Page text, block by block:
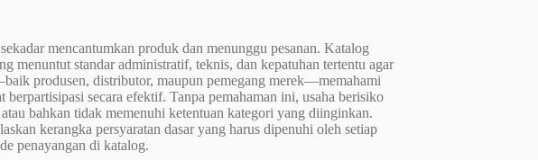
mencantumkan produk dan menunggu pesanan. Katalog
menuntut standar administratif, teknis, dan kepatuhan tertentu agar
produsen, distributor, maupun pemegang merek—memahami
secara efektif. Tanpa pemahaman ini, usaha berisiko
bahkan tidak memenuhi ketentuan kategori yang diinginkan.
kerangka persyaratan dasar yang harus dipenuhi oleh setiap
penayangan di katalog.